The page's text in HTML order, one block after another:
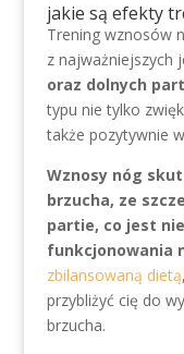
jakie są efekty
Trening wznosów
z najważniejszych
oraz dolnych
typu nie tylko
także pozytywnie
Wznosy nóg
brzucha, ze
partie, co jest
funkcjonowania
zbilansowaną dietą
przybliżyć cię do
brzucha.